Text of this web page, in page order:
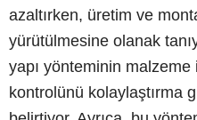
azaltırken, üretim ve
yürütülmesine olanak
yapı yönteminin malzeme
kontrolünü kolaylaştırma